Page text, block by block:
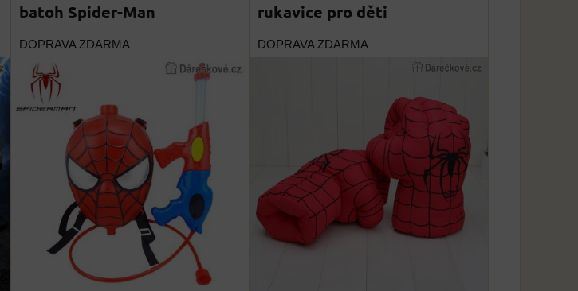
batoh Spider-Man
DOPRAVA ZDARMA
rukavice pro děti
DOPRAVA ZDARMA